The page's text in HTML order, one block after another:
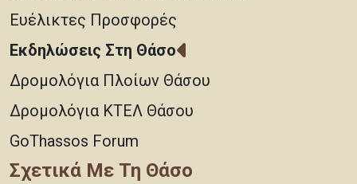
Ευέλικτες Προσφορές
Εκδηλώσεις Στη Θάσο
Δρομολόγια Πλοίων Θάσου
Δρομολόγια ΚΤΕΛ Θάσου
GoThassos Forum
Σχετικά Με Τη Θάσο